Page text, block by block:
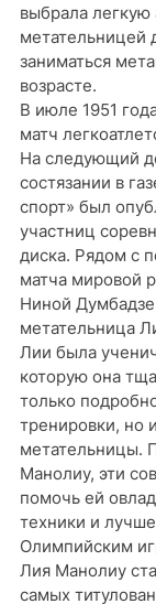
выбрала легкую
метательницей
заниматься
возрасте.
В июле 1951
матч
На следующий
состязании в
спорт» был
участниц
диска. Рядом с
матча мировой
Ниной
метательница
Лии была
которую она
только
тренировки, но
метательницы.
Манолиу, эти
помочь ей
техники и
Олимпийским
Лия Манолиу
самых